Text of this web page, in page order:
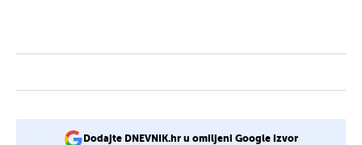
Dodajte DNEVNIK.hr u omiljeni Google izvor